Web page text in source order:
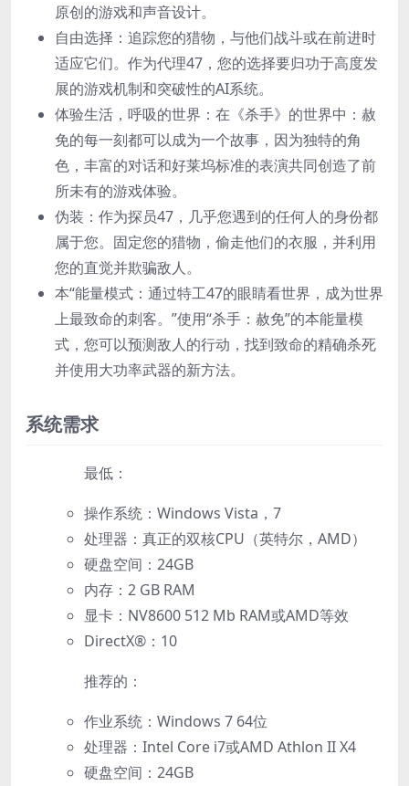
原创的游戏和声音设计。
自由选择：追踪您的猎物，与他们战斗或在前进时
适应它们。作为代理47，您的选择要归功于高度发
展的游戏机制和突破性的AI系统。
体验生活，呼吸的世界：在《杀手》的世界中：赦
免的每一刻都可以成为一个故事，因为独特的角
色，丰富的对话和好莱坞标准的表演共同创造了前
所未有的游戏体验。
伪装：作为探员47，几乎您遇到的任何人的身份都
属于您。固定您的猎物，偷走他们的衣服，并利用
您的直觉并欺骗敌人。
本“能量模式：通过特工47的眼睛看世界，成为世界
上最致命的刺客。”使用“杀手：赦免”的本能量模
式，您可以预测敌人的行动，找到致命的精确杀死
并使用大功率武器的新方法。
系统需求
最低：
操作系统：Windows Vista，7
处理器：真正的双核CPU（英特尔，AMD）
硬盘空间：24GB
内存：2 GB RAM
显卡：NV8600 512 Mb RAM或AMD等效
DirectX®：10
推荐的：
作业系统：Windows 7 64位
处理器：Intel Core i7或AMD Athlon II X4
硬盘空间：24GB